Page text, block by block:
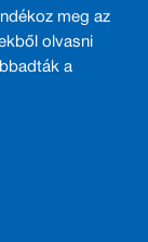
meg az
olvasni
a